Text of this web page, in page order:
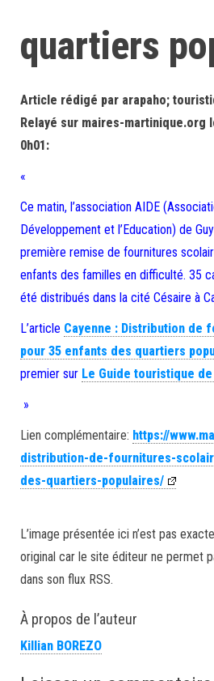
quartiers
Article rédigé par arapaho;
Relayé sur maires-martinique.org
0h01:
«
Ce matin, l’association AIDE
Développement et l’Education) de
première remise de fournitures
enfants des familles en difficulté. 35
été distribués dans la cité Césaire à
L’article Cayenne : Distribution de
pour 35 enfants des quartiers
premier sur Le Guide touristique
»
Lien complémentaire: https://
distribution-de-fournitures-
des-quartiers-populaires/
L’image présentée ici n’est pas
original car le site éditeur ne permet
dans son flux RSS.
À propos de l’auteur
Killian BOREZO